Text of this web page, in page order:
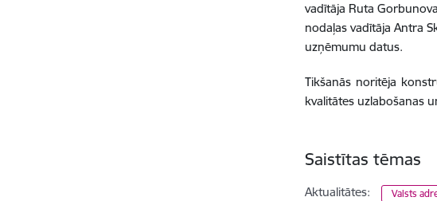
vadītāja Ruta
nodaļas vadītāja Antra
uzņēmumu datus.
Tikšanās noritēja
kvalitātes uzlabošanas
Saistītas tēmas
Aktualitātes: Valsts